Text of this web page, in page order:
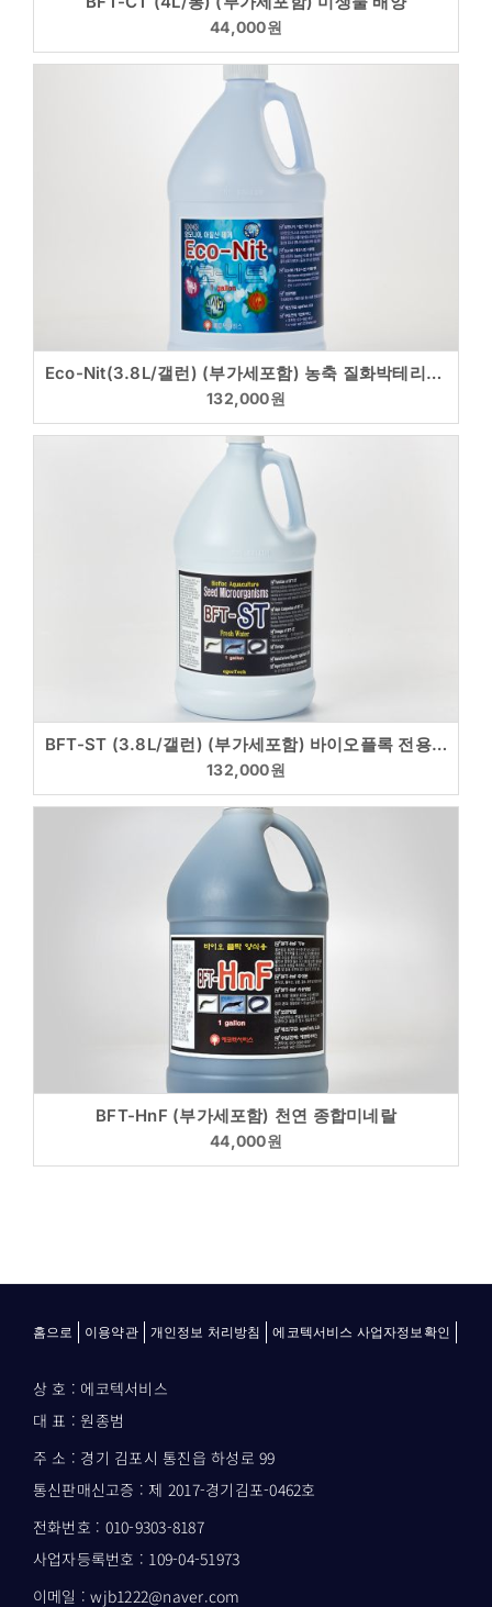
44,000원
Eco-Nit(3.8L/갤런) (부가세포함) 농축 질화박테리아 순환여과(RAS) 전용 담수,해수 구분
132,000원
BFT-ST (3.8L/갤런) (부가세포함) 바이오플록 전용 미생물(씨딩) 담수, 해수 구분
132,000원
BFT-HnF (부가세포함) 천연 종합미네랄
44,000원
홈으로 이용약관 개인정보 처리방침 에코텍서비스 사업자정보확인
상 호 : 에코텍서비스
대 표 : 원종범
주 소 : 경기 김포시 통진읍 하성로 99
통신판매신고증 : 제 2017-경기김포-0462호
전화번호 : 010-9303-8187
사업자등록번호 : 109-04-51973
이메일 : wjb1222@naver.com